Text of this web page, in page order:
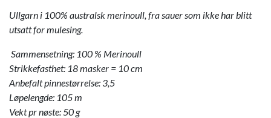
Ullgarn i 100% australsk merinoull, fra sauer som ikke har blitt
utsatt for mulesing.
Sammensetning: 100 % Merinoull
Strikkefasthet: 18 masker = 10 cm
Anbefalt pinnestørrelse: 3,5
Løpelengde: 105 m
Vekt pr nøste: 50 g